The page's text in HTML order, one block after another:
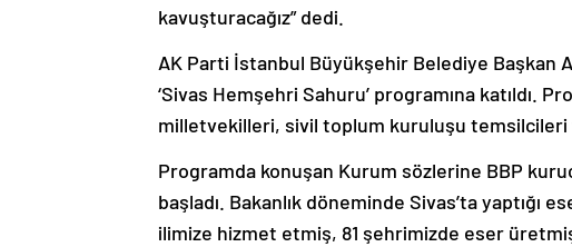
kavuşturacağız” dedi.
AK Parti İstanbul Büyükşehir Belediye Başkan
‘Sivas Hemşehri Sahuru’ programına katıldı.
milletvekilleri, sivil toplum kuruluşu temsilcileri
Programda konuşan Kurum sözlerine BBP
başladı. Bakanlık döneminde Sivas’ta yaptığı
ilimize hizmet etmiş, 81 şehrimizde eser